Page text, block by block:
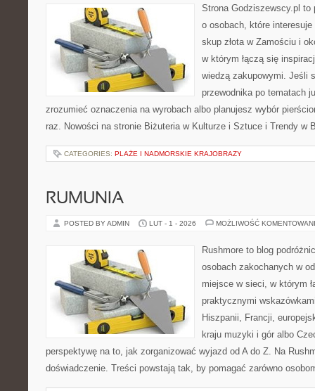
Strona Godziszewscy.pl to
o osobach, które
skup złota w Zamościu i
w którym łączą się
wiedzą zakupowymi. Jeśli
przewodnika po tematach
zrozumieć oznaczenia na wyrobach albo planujesz wybór
raz. Nowości na stronie Biżuteria w Kulturze i Sztuce i Trendy w
CATEGORIES: PLAŻE I NADMORSKIE KRAJOBRAZY
RUMUNIA
POSTED BY ADMIN LUT - 1 - 2026 MOŻLIWOŚĆ
Rushmore to blog
osobach zakochanych w
miejsce w sieci, w którym
praktycznymi
Hiszpanii, Francji,
kraju muzyki i gór albo
perspektywę na to, jak zorganizować wyjazd od A do Z. Na
doświadczenie. Treści powstają tak, by pomagać zarówno